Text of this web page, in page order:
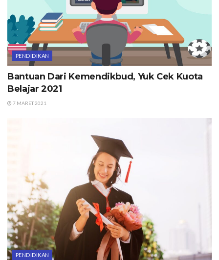
PENDIDIKAN
Bantuan Dari Kemendikbud, Yuk Cek Kuota
Belajar 2021
7 MARET 2021
PENDIDIKAN